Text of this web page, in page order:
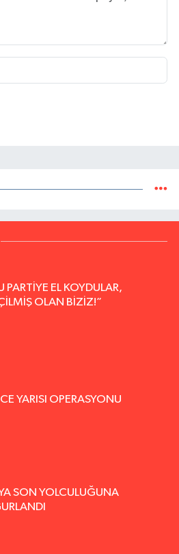
PARTİYE EL KOYDULAR,
OLAN BİZİZ!”
YARISI OPERASYONU
SON YOLCULUĞUNA